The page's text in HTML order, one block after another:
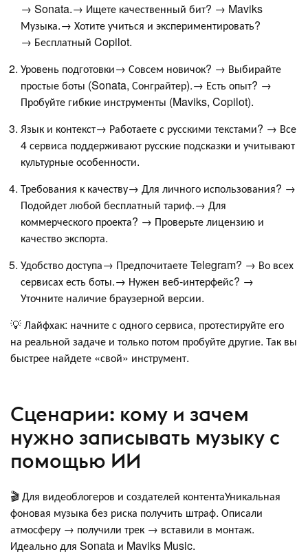
→ Sonata.→ Ищете качественный бит? → Maviks
Музыка.→ Хотите учиться и экспериментировать?
→ Бесплатный Copilot.
Уровень подготовки→ Совсем новичок? → Выбирайте
простые боты (Sonata, Сонграйтер).→ Есть опыт? →
Пробуйте гибкие инструменты (Maviks, Copilot).
Язык и контекст→ Работаете с русскими текстами? → Все
4 сервиса поддерживают русские подсказки и учитывают
культурные особенности.
Требования к качеству→ Для личного использования? →
Подойдет любой бесплатный тариф.→ Для
коммерческого проекта? → Проверьте лицензию и
качество экспорта.
Удобство доступа→ Предпочитаете Telegram? → Во всех
сервисах есть боты.→ Нужен веб-интерфейс? →
Уточните наличие браузерной версии.
💡 Лайфхак: начните с одного сервиса, протестируйте его
на реальной задаче и только потом пробуйте другие. Так вы
быстрее найдете «свой» инструмент.
Сценарии: кому и зачем
нужно записывать музыку с
помощью ИИ
🎬 Для видеоблогеров и создателей контентаУникальная
фоновая музыка без риска получить штраф. Описали
атмосферу → получили трек → вставили в монтаж.
Идеально для Sonata и Maviks Music.